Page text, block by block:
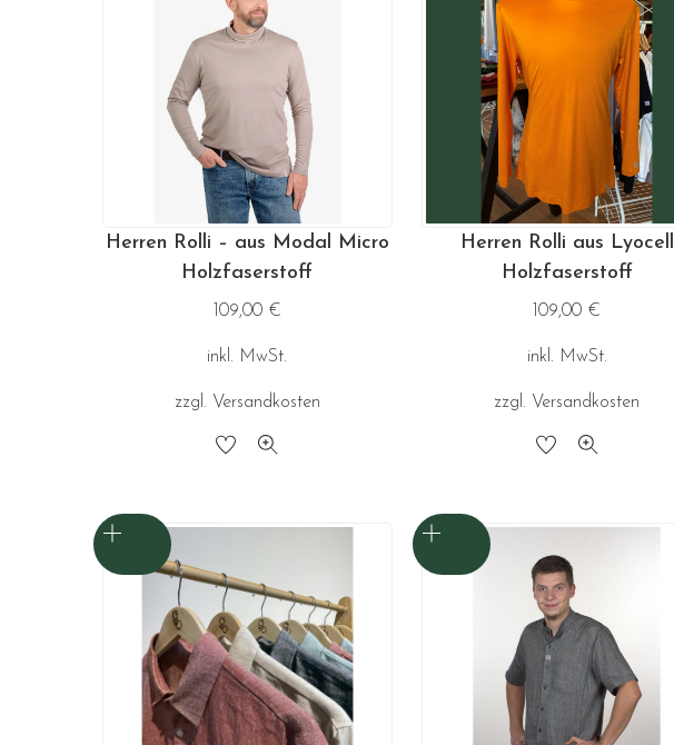
Herren Rolli – aus Modal Micro
Holzfaserstoff
109,00 €
inkl. MwSt.
zzgl. Versandkosten
Dieses
Varianten
auf.
Die
Optionen
können
Herren Rolli aus Lyocell
Holzfaserstoff
109,00 €
inkl. MwSt.
zzgl. Versandkosten
Dieses
Varianten
auf.
Die
Optionen
können